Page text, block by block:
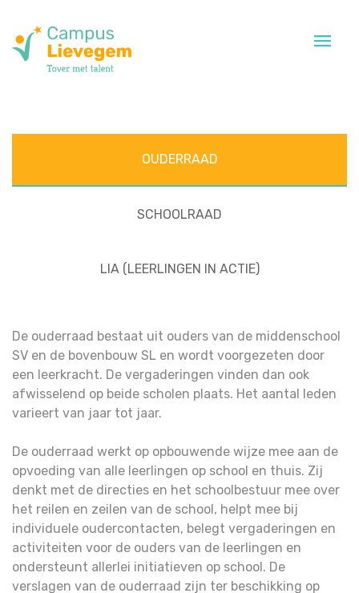
Participatieorganen
OUDERRAAD
SCHOOLRAAD
LIA (LEERLINGEN IN ACTIE)
De ouderraad bestaat uit ouders van de middenschool
SV en de bovenbouw SL en wordt voorgezeten door
een leerkracht. De vergaderingen vinden dan ook
afwisselend op beide scholen plaats. Het aantal leden
varieert van jaar tot jaar.
De ouderraad werkt op opbouwende wijze mee aan de
opvoeding van alle leerlingen op school en thuis. Zij
denkt met de directies en het schoolbestuur mee over
het reilen en zeilen van de school, helpt mee bij
individuele oudercontacten, belegt vergaderingen en
activiteiten voor de ouders van de leerlingen en
ondersteunt allerlei initiatieven op school. De
verslagen van de ouderraad zijn ter beschikking op